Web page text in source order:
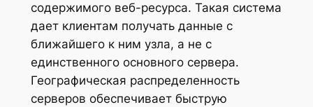
содержимого веб-ресурса. Такая система
дает клиентам получать данные с
ближайшего к ним узла, а не с
единственного основного сервера.
Географическая распределенность
серверов обеспечивает быструю